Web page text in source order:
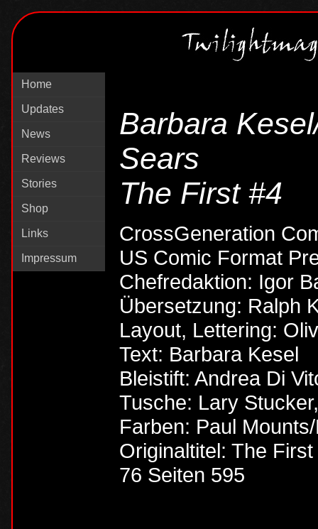
Home
Updates
News
Reviews
Stories
Shop
Links
Impressum
Barbara
Sears
The First #4
CrossGeneration
US Comic Format
Chefredaktion: Igor
Übersetzung: Ralph
Layout, Lettering:
Text: Barbara Kesel
Bleistift: Andrea Di
Tusche: Lary
Farben: Paul
Originaltitel: The
76 Seiten 595